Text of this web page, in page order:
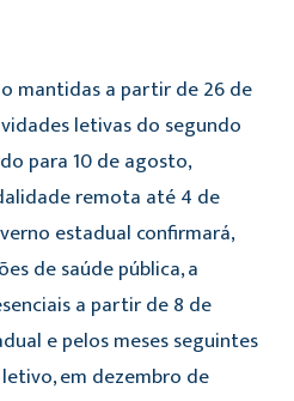
mantidas a partir de 26 de
letivas do segundo
para 10 de agosto,
remota até 4 de
estadual confirmará,
de saúde pública, a
a partir de 8 de
e pelos meses seguintes
em dezembro de